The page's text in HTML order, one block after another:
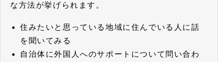
な方法が挙げられます。
住みたいと思っている地域に住んでいる人に話
を聞いてみる
自治体に外国人へのサポートについて問い合わ